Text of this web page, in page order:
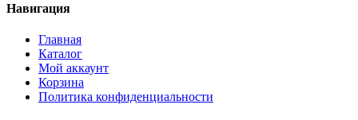
Навигация
Главная
Каталог
Мой аккаунт
Корзина
Политика конфиденциальности